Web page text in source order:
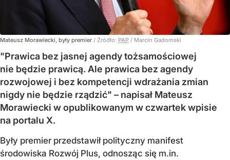
Mateusz Morawiecki, były premier / Źródło: PAP / Marcin Gadomski
"Prawica bez jasnej agendy tożsamościowej
nie będzie prawicą. Ale prawica bez agendy
rozwojowej i bez kompetencji wdrażania zmian
nigdy nie będzie rządzić" – napisał Mateusz
Morawiecki w opublikowanym w czwartek wpisie
na portalu X.
Były premier przedstawił polityczny manifest
środowiska Rozwój Plus, odnosząc się m.in.